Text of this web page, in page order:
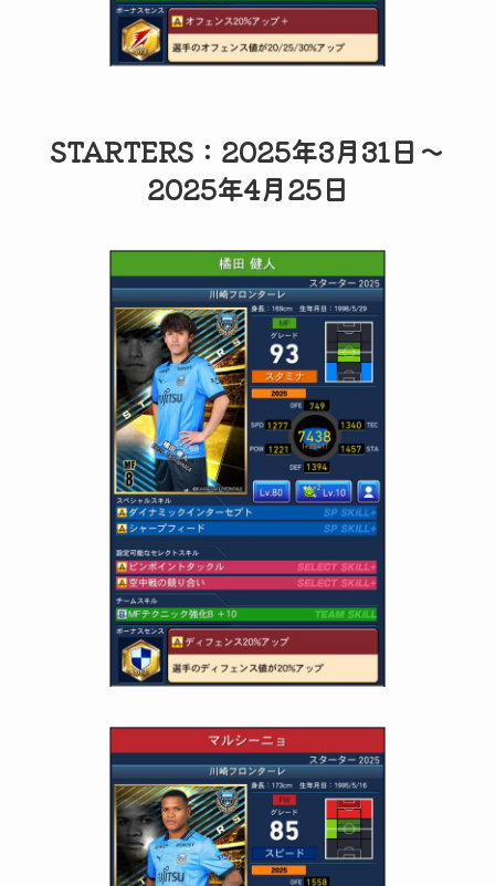
STARTERS：2025年3月31日～
2025年4月25日